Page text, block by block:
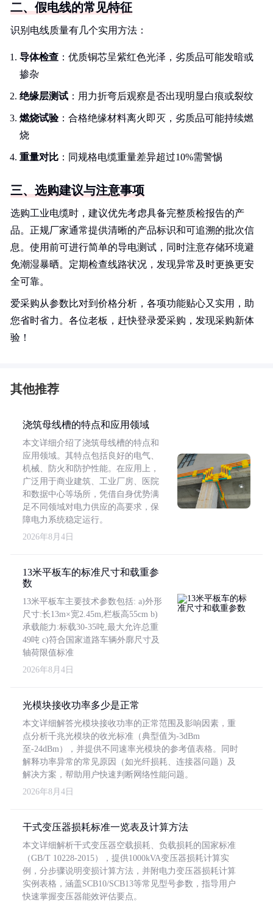
二、假电线的常见特征
识别电线质量有几个实用方法：
导体检查 ：优质铜芯呈紫红色光泽，劣质品可能发暗或
掺杂
绝缘层测试 ：用力折弯后观察是否出现明显白痕或裂纹
燃烧试验：合格绝缘材料离火即灭，劣质品可能持续燃
烧
重量对比 ：同规格电缆重量差异超过10%需警惕
三、选购建议与注意事项
选购工业电缆时，建议优先考虑具备完整质检报告的产
品。正规厂家通常提供清晰的产品标识和可追溯的批次信
息。使用前可进行简单的导电测试，同时注意存储环境避
免潮湿暴晒。定期检查线路状况，发现异常及时更换更安
全可靠。
爱采购从参数比对到价格分析，各项功能贴心又实用，助
您省时省力。各位老板，赶快登录爱采购，发现采购新体
验！
其他推荐
浇筑母线槽的特点和应用领域
本文详细介绍了浇筑母线槽的特点和
应用领域。其特点包括良好的电气、
机械、防火和防护性能。在应用上，
广泛用于商业建筑、工业厂房、医院
和数据中心等场所，凭借自身优势满
足不同领域对电力供应的高要求，保
障电力系统稳定运行。
2026年8月4日
13米平板车的标准尺寸和载重参
数
13米平板车主要技术参数包括: a)外形
尺寸:长13m×宽2.45m,栏板高55cm b)
承载能力:标载30-35吨,最大允许总重
49吨 c)符合国家道路车辆外廓尺寸及
轴荷限值标准
2026年8月4日
光模块接收功率多少是正常
本文详细解答光模块接收功率的正常范围及影响因素，重
点分析千兆光模块的收光标准（典型值为-3dBm
至-24dBm），并提供不同速率光模块的参考值表格。同时
解释功率异常的常见原因（如光纤损耗、连接器问题）及
解决方案，帮助用户快速判断网络性能问题。
2026年8月4日
干式变压器损耗标准一览表及计算方法
本文详细解析干式变压器空载损耗、负载损耗的国家标准
（GB/T 10228-2015），提供1000kVA变压器损耗计算实
例，分步骤说明变损计算方法，并附电力变压器损耗计算
实例表格，涵盖SCB10/SCB13等常见型号参数，指导用户
快速掌握变压器能效评估要点。